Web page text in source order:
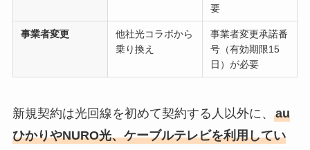
要
事業者変更
他社光コラボから
乗り換え
事業者変更承諾番
号（有効期限15
日）が必要
新規契約は光回線を初めて契約する人以外に、 au
ひかりやNURO光、ケーブルテレビを利用してい